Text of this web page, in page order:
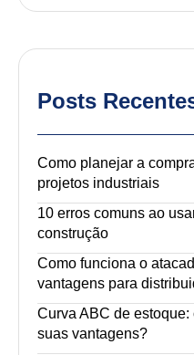
Posts
Como planejar a
projetos industriais
10 erros comuns ao
construção
Como funciona o
vantagens para
Curva ABC de
suas vantagens?